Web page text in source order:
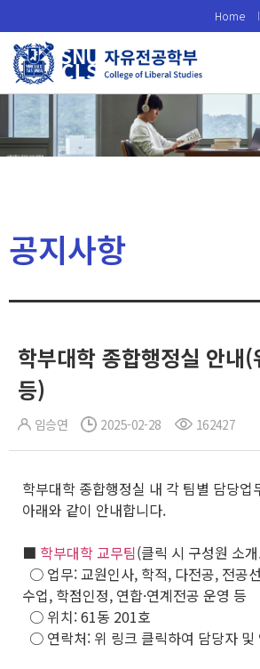
로
메
Home
공지사항
학부대학 종합행정실 안내
등)
임승연 2025-02-28 162427
학부대학 종합행정실 내 각 팀별 담당업
아래와 같이 안내합니다.
■ 학부대학 교무팀(클릭 시 구성원 소
○ 업무: 교원인사, 학적, 다전공, 전공
수업, 학점인정, 연합·연계전공 운영 등
○ 위치: 61동 201호
○ 연락처: 위 링크 클릭하여 담당자 및